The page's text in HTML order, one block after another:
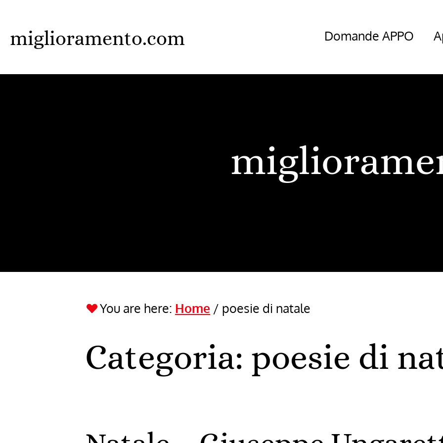
main
miglioramento.com Domande APPO
You are here: Home / poesie di natale
Categoria: poesie di